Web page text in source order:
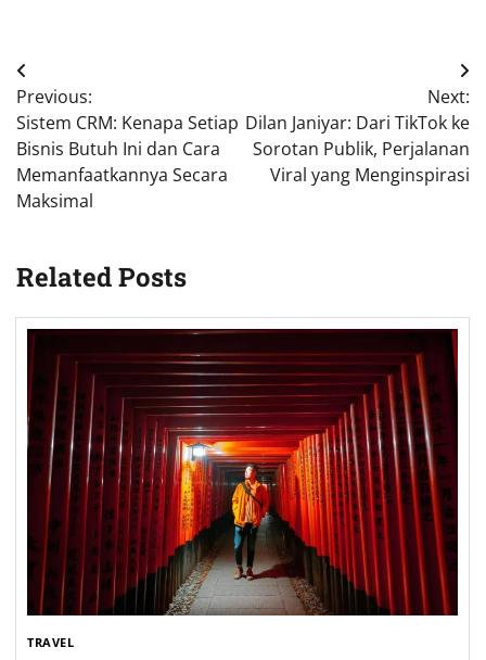
Post
navigation
Previous:
Sistem CRM: Kenapa Setiap
Bisnis Butuh Ini dan Cara
Memanfaatkannya Secara
Maksimal
Next:
Dilan Janiyar: Dari TikTok ke
Sorotan Publik, Perjalanan
Viral yang Menginspirasi
Related Posts
TRAVEL